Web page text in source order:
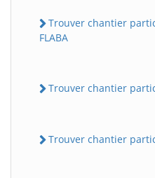
Trouver chantier
FLABA
Trouver chantier
Trouver chantier